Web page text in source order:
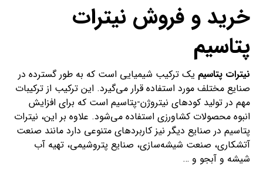
خرید و فروش نیترات
پتاسیم
نیترات پتاسیم یک ترکیب شیمیایی است که به طور گسترده در
صنایع مختلف مورد استفاده قرار می‌گیرد. این ترکیب از ترکیبات
مهم در تولید کودهای نیتروژن-پتاسیم است که برای افزایش
انبوه محصولات کشاورزی استفاده می‌شود. علاوه بر این، نیترات
پتاسیم در صنایع دیگر نیز کاربردهای متنوعی دارد مانند صنعت
آتشکاری، صنعت شیشه‌سازی، صنایع پتروشیمی، تهیه آب
شیشه و آبجو و …